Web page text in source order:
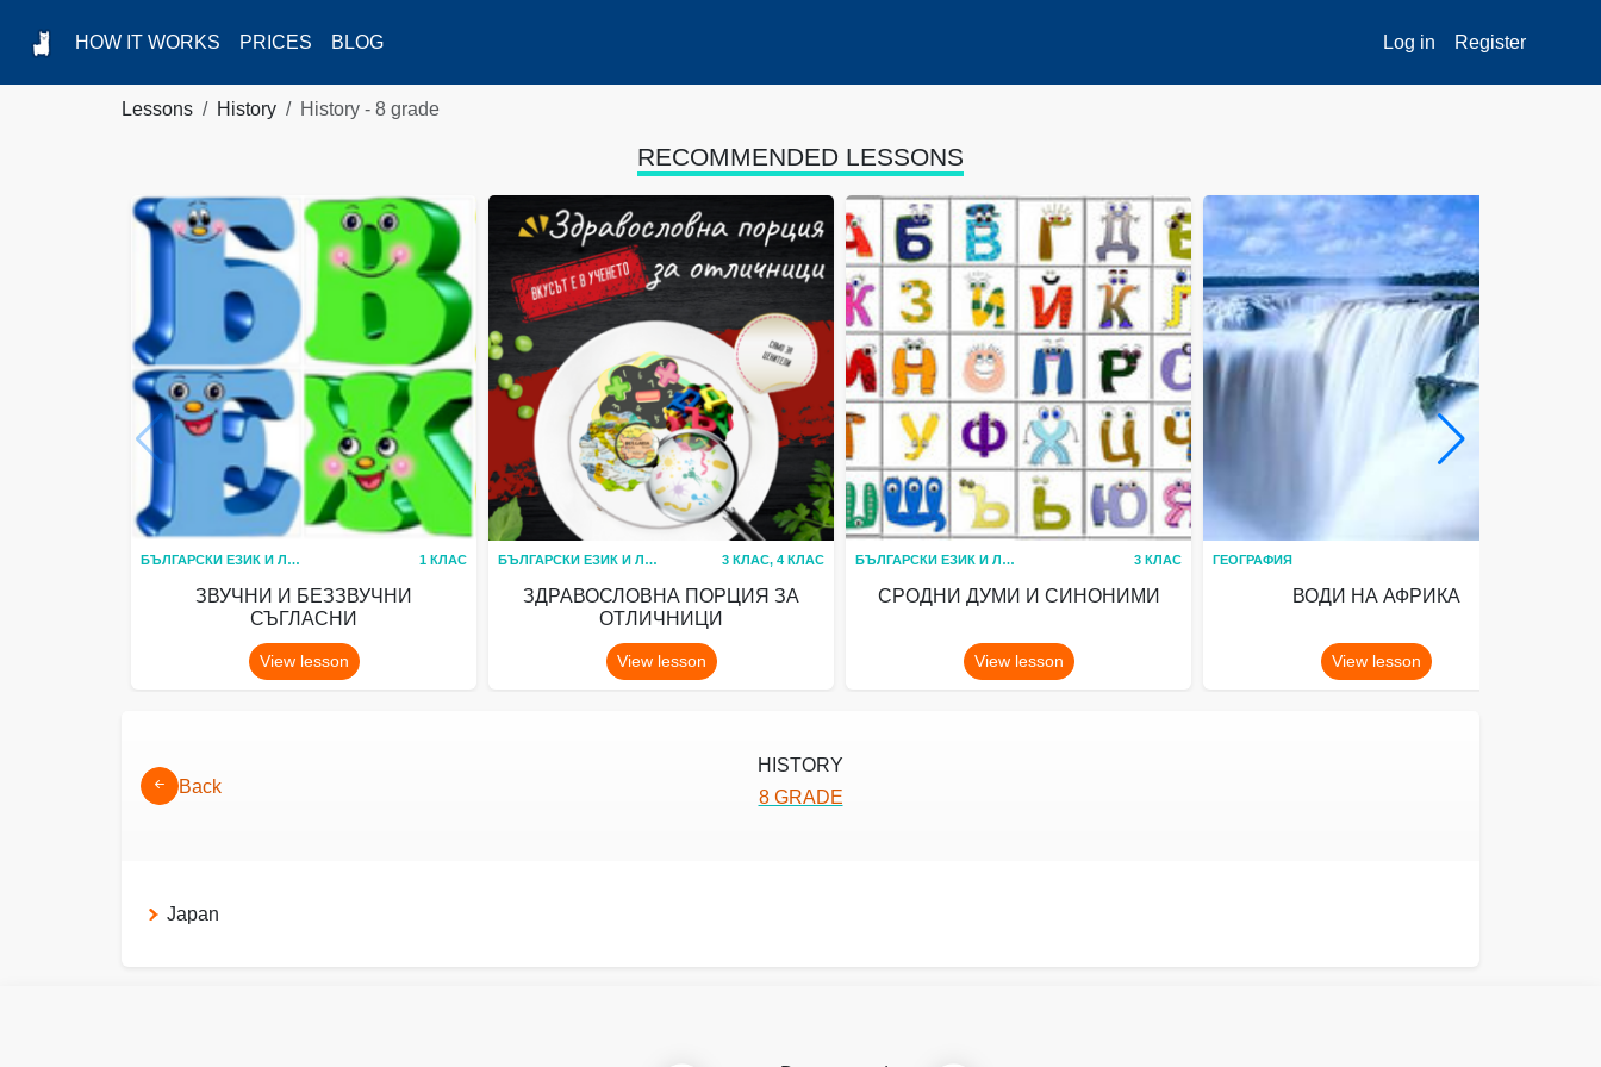
HOW IT WORKS PRICES BLOG Log in Register
Lessons History History - 8 grade
RECOMMENDED LESSONS
БЪЛГАРСКИ ЕЗИК И ЛИТЕРАТУРА 1 КЛАС
ЗВУЧНИ И БЕЗЗВУЧНИ
СЪГЛАСНИ
View lesson
БЪЛГАРСКИ ЕЗИК И ЛИТЕРАТУРА 3 КЛАС, 4 КЛАС
ЗДРАВОСЛОВНА ПОРЦИЯ ЗА
ОТЛИЧНИЦИ
View lesson
БЪЛГАРСКИ ЕЗИК И ЛИТЕРАТУРА 3 КЛАС
СРОДНИ ДУМИ И СИНОНИМИ
View lesson
ГЕОГРАФИЯ
ВОДИ НА АФРИКА
View lesson
Back
HISTORY
8 GRADE
Japan